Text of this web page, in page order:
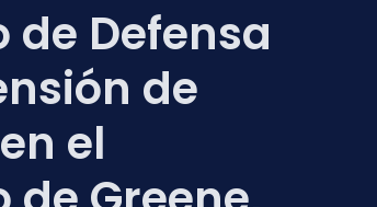
de Defensa
de
el